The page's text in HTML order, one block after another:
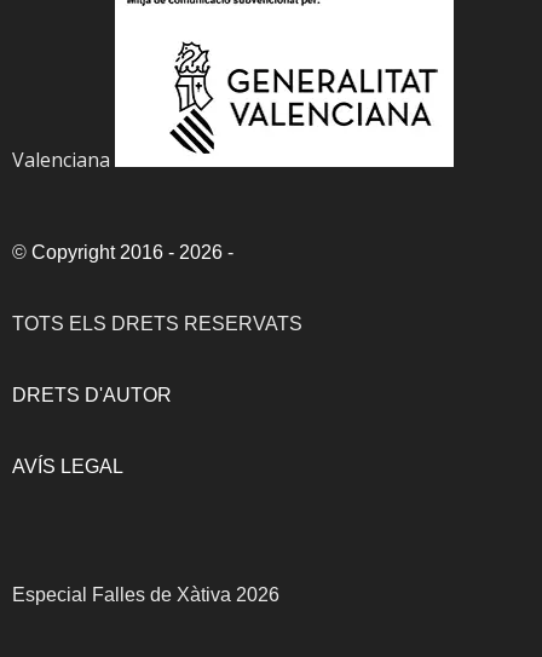
Valenciana
© Copyright 2016 - 2026 -
TOTS ELS DRETS RESERVATS
DRETS D'AUTOR
AVÍS LEGAL
Especial Falles de Xàtiva 2026